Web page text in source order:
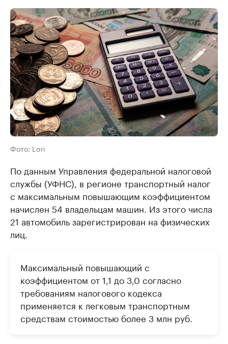
Фото: Lori
По данным Управления федеральной налоговой
службы (УФНС), в регионе транспортный налог
с максимальным повышающим коэффициентом
начислен 54 владельцам машин. Из этого числа
21 автомобиль зарегистрирован на физических
лиц.
Максимальный повышающий с
коэффициентом от 1,1 до 3,0 согласно
требованиям налогового кодекса
применяется к легковым транспортным
средствам стоимостью более 3 млн руб.